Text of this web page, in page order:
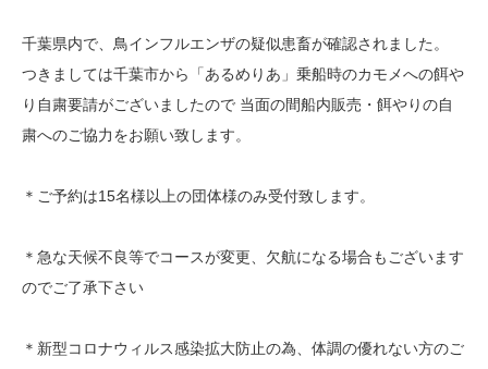
千葉県内で、鳥インフルエンザの疑似患畜が確認されました。
つきましては千葉市から「あるめりあ」乗船時のカモメへの餌や
り自粛要請がございましたので 当面の間船内販売・餌やりの自
粛へのご協力をお願い致します。
＊ご予約は15名様以上の団体様のみ受付致します。
＊急な天候不良等でコースが変更、欠航になる場合もございます
のでご了承下さい
＊新型コロナウィルス感染拡大防止の為、体調の優れない方のご